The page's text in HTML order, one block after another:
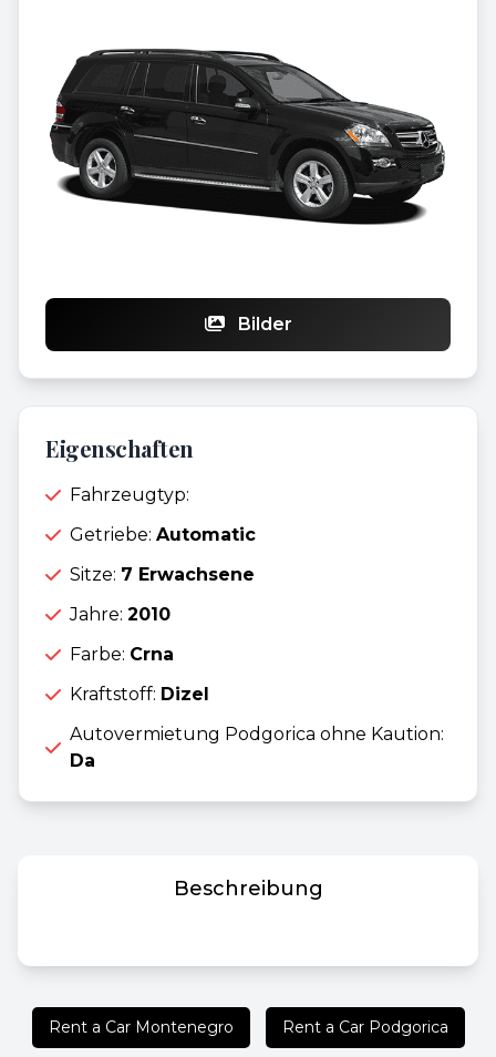
Bilder
Eigenschaften
Fahrzeugtyp:
Getriebe: Automatic
Sitze: 7 Erwachsene
Jahre: 2010
Farbe: Crna
Kraftstoff: Dizel
Autovermietung Podgorica ohne Kaution:
Da
Beschreibung
Rent a Car Montenegro Rent a Car Podgorica